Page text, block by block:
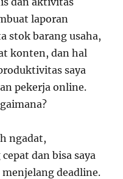
laporan
stok barang usaha,
konten, dan hal
saya
pekerja online.
ngadat,
dan bisa saya
deadline.